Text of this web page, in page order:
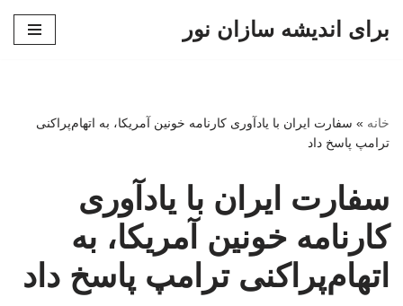
برای اندیشه سازان نور
خانه » سفارت ایران با یادآوری کارنامه خونین آمریکا، به اتهام‌پراکنی
ترامپ پاسخ داد
سفارت ایران با یادآوری
کارنامه خونین آمریکا، به
اتهام‌پراکنی ترامپ پاسخ داد